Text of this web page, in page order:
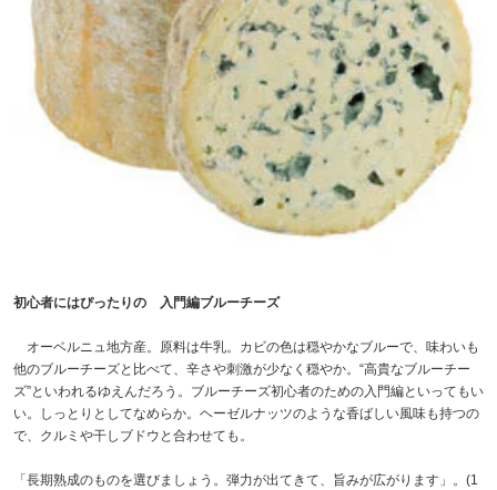
初心者にはぴったりの 入門編ブルーチーズ
オーベルニュ地方産。原料は牛乳。カビの色は穏やかなブルーで、味わいも
他のブルーチーズと比べて、辛さや刺激が少なく穏やか。“高貴なブルーチー
ズ”といわれるゆえんだろう。ブルーチーズ初心者のための入門編といってもい
い。しっとりとしてなめらか。ヘーゼルナッツのような香ばしい風味も持つの
で、クルミや干しブドウと合わせても。
「長期熟成のものを選びましょう。弾力が出てきて、旨みが広がります」。(1